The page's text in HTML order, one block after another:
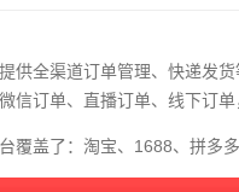
供全渠道订单管理、快递发
信订单、直播订单、线下订
覆盖了：淘宝、1688、拼多